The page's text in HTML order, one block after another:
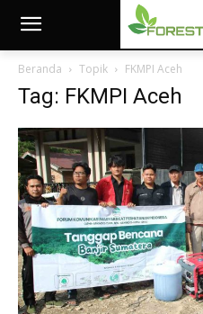
Beranda Topik FKMPI Aceh
Tag: FKMPI Aceh